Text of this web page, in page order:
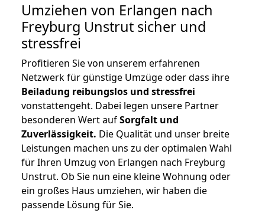
Umziehen von Erlangen nach
Freyburg Unstrut sicher und
stressfrei
Profitieren Sie von unserem erfahrenen
Netzwerk für günstige Umzüge oder dass ihre
Beiladung reibungslos und stressfrei
vonstattengeht. Dabei legen unsere Partner
besonderen Wert aufSorgfalt und
Zuverlässigkeit. Die Qualität und unser breite
Leistungen machen uns zu der optimalen Wahl
für Ihren Umzug von Erlangen nach Freyburg
Unstrut. Ob Sie nun eine kleine Wohnung oder
ein großes Haus umziehen, wir haben die
passende Lösung für Sie.